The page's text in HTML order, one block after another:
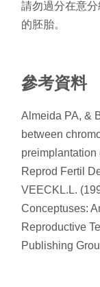
請勿過分在意
的胚胎。
參考資料
Almeida PA, &
between
preimplantation
Reprod Fertil
VEECKL.L.
Conceptuses:
Reproductive
Publishing